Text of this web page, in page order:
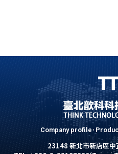
Company profile
23148 新北市新店區